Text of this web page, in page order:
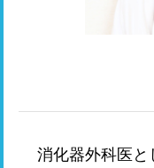
消化器外科医